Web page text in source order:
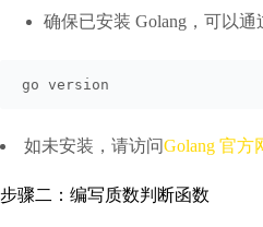
确保已安装 Golang，可以通
go version
如未安装，请访问Golang 官方
步骤二：编写质数判断函数